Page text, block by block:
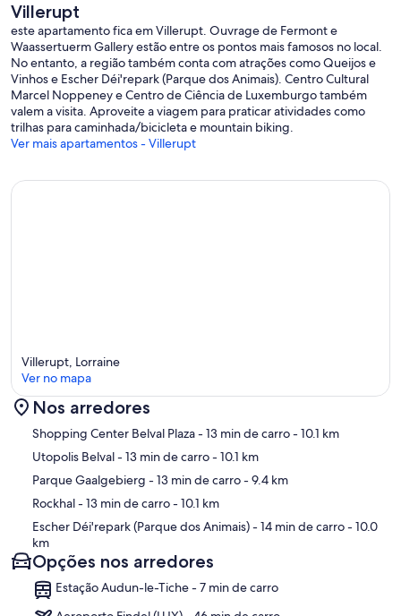
Villerupt
este apartamento fica em Villerupt. Ouvrage de Fermont e
Waassertuerm Gallery estão entre os pontos mais famosos no local.
No entanto, a região também conta com atrações como Queijos e
Vinhos e Escher Déi'repark (Parque dos Animais). Centro Cultural
Marcel Noppeney e Centro de Ciência de Luxemburgo também
valem a visita. Aproveite a viagem para praticar atividades como
trilhas para caminhada/bicicleta e mountain biking.
Ver mais apartamentos - Villerupt
Mapa
Villerupt, Lorraine
Ver no mapa
Nos arredores
Shopping Center Belval Plaza- 13 min de carro- 10.1 km
Utopolis Belval- 13 min de carro- 10.1 km
Parque Gaalgebierg - 13 min de carro- 9.4 km
Rockhal- 13 min de carro- 10.1 km
Escher Déi'repark (Parque dos Animais)- 14 min de carro- 10.0
km
Opções nos arredores
Estação Audun-le-Tiche - 7 min de carro